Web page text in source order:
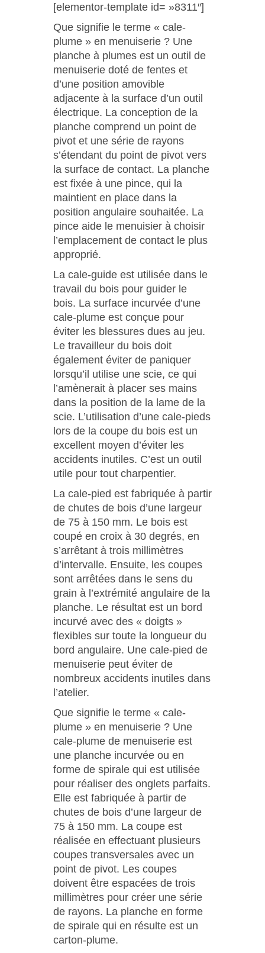
[elementor-template id= »8311″]
Que signifie le terme « cale-
plume » en menuiserie ? Une
planche à plumes est un outil de
menuiserie doté de fentes et
d’une position amovible
adjacente à la surface d’un outil
électrique. La conception de la
planche comprend un point de
pivot et une série de rayons
s’étendant du point de pivot vers
la surface de contact. La planche
est fixée à une pince, qui la
maintient en place dans la
position angulaire souhaitée. La
pince aide le menuisier à choisir
l’emplacement de contact le plus
approprié.
La cale-guide est utilisée dans le
travail du bois pour guider le
bois. La surface incurvée d’une
cale-plume est conçue pour
éviter les blessures dues au jeu.
Le travailleur du bois doit
également éviter de paniquer
lorsqu’il utilise une scie, ce qui
l’amènerait à placer ses mains
dans la position de la lame de la
scie. L’utilisation d’une cale-pieds
lors de la coupe du bois est un
excellent moyen d’éviter les
accidents inutiles. C’est un outil
utile pour tout charpentier.
La cale-pied est fabriquée à partir
de chutes de bois d’une largeur
de 75 à 150 mm. Le bois est
coupé en croix à 30 degrés, en
s’arrêtant à trois millimètres
d’intervalle. Ensuite, les coupes
sont arrêtées dans le sens du
grain à l’extrémité angulaire de la
planche. Le résultat est un bord
incurvé avec des « doigts »
flexibles sur toute la longueur du
bord angulaire. Une cale-pied de
menuiserie peut éviter de
nombreux accidents inutiles dans
l’atelier.
Que signifie le terme « cale-
plume » en menuiserie ? Une
cale-plume de menuiserie est
une planche incurvée ou en
forme de spirale qui est utilisée
pour réaliser des onglets parfaits.
Elle est fabriquée à partir de
chutes de bois d’une largeur de
75 à 150 mm. La coupe est
réalisée en effectuant plusieurs
coupes transversales avec un
point de pivot. Les coupes
doivent être espacées de trois
millimètres pour créer une série
de rayons. La planche en forme
de spirale qui en résulte est un
carton-plume.